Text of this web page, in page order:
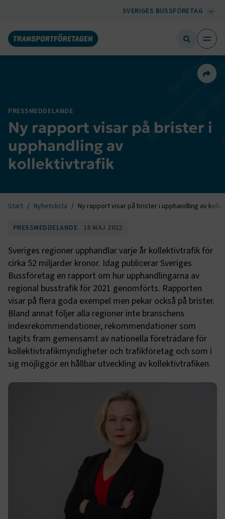
SVERIGES BUSSFÖRETAG
PRESSMEDDELANDE
Ny rapport visar på brister i
upphandling av
kollektivtrafik
Start Nyhetslista Ny rapport visar på brister i upphandling av
Dela
PRESSMEDDELANDE 18 MAJ 2022
Sveriges regioner upphandlar varje år kollektivtrafik för
cirka 52 miljarder kronor. Idag publicerar Sveriges
Bussföretag en rapport om hur upphandlingarna av
regional busstrafik för 2021 genomförts. Rapporten
visar på flera goda exempel men pekar också på brister.
Bland annat följer alla regioner inte branschens
indexrekommendationer, rekommendationer som
tagits fram gemensamt av nationella företrädare för
kollektivtrafikmyndigheter och trafikföretag och som i
sig möjliggör en hållbar utveckling av kollektivtrafiken.